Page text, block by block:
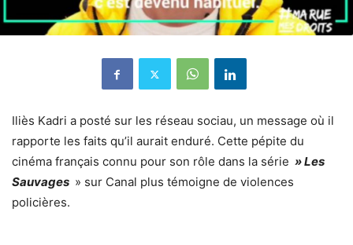
Iliès Kadri a posté sur les réseau sociau, un message où il
rapporte les faits qu’il aurait enduré. Cette pépite du
cinéma français connu pour son rôle dans la série » Les
Sauvages » sur Canal plus témoigne de violences
policières.